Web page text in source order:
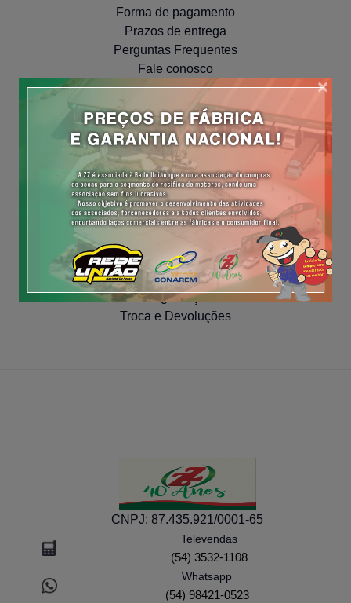
Forma de pagamento
Prazos de entrega
Perguntas Frequentes
Fale conosco
Políticas de Privacidade
NAVEGUE
Meus Pedidos
Minha Conta
Cadastre-se
COMPRA SEGURA
Segurança
Troca e Devoluções
CNPJ: 87.435.921/0001-65
Televendas
(54) 3532-1108
Whatsapp
(54) 98421-0523
×